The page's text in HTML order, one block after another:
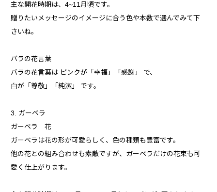
主な開花時期は、4~11月頃です。
贈りたいメッセージのイメージに合う色や本数で選んでみて下
さいね。
バラの花言葉
バラの花言葉は ピンクが「幸福」「感謝」 で、
白が「尊敬」「純潔」 です。
3. ガーベラ
ガーベラ 花
ガーベラは花の形が可愛らしく、色の種類も豊富です。
他の花との組み合わせも素敵ですが、ガーベラだけの花束も可
愛く仕上がります。